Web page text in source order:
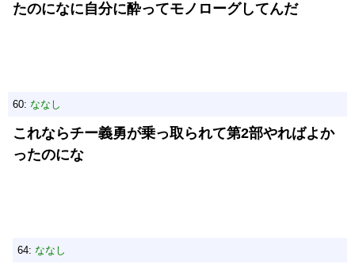
たのになに自分に酔ってモノローグしてんだ
60: ななし
これならチー義勇が乗っ取られて第2部やればよか
ったのにな
64: ななし